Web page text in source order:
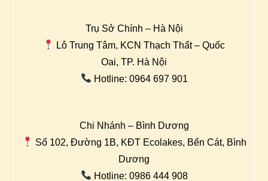
Trụ Sở Chính – Hà Nội
Lô Trung Tâm, KCN Thạch Thất – Quốc
Oai, TP. Hà Nội
Hotline: 0964 697 901
Chi Nhánh – Bình Dương
Số 102, Đường 1B, KĐT Ecolakes, Bến Cát, Bình
Dương
Hotline: 0986 444 908